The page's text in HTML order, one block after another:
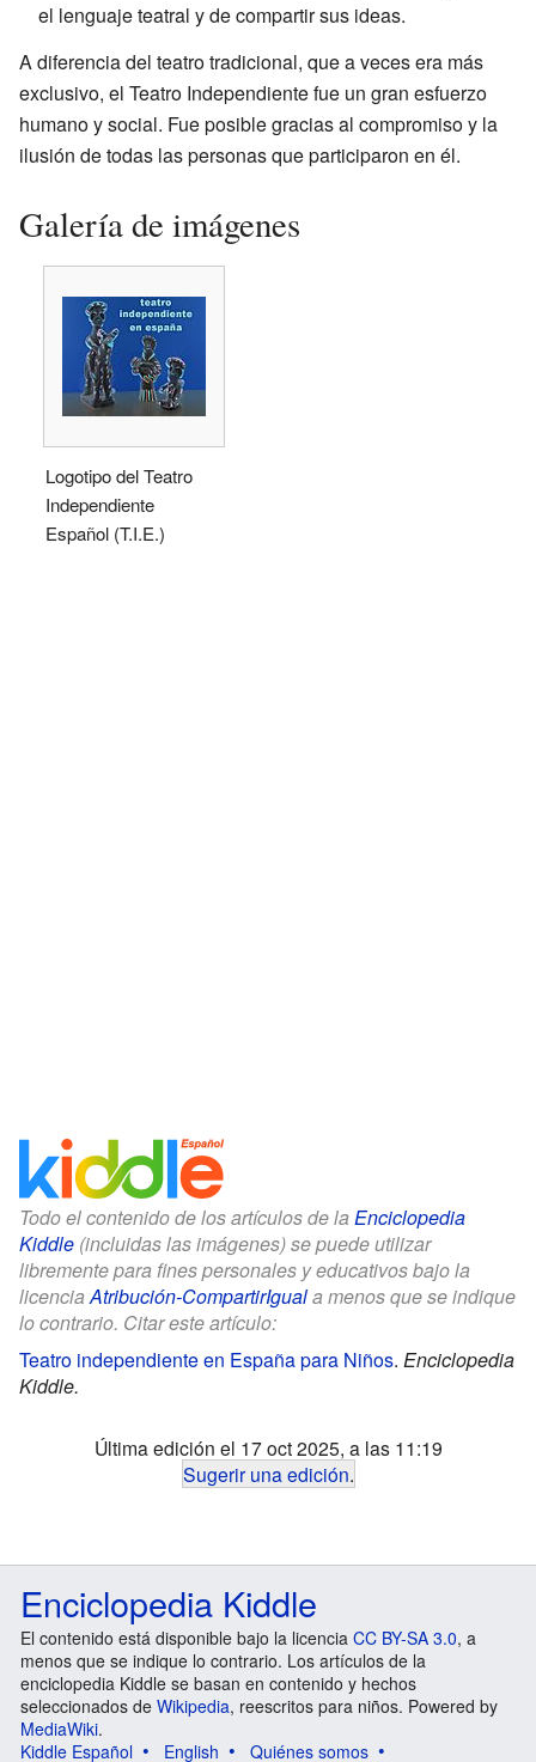
el lenguaje teatral y de compartir sus ideas.
A diferencia del teatro tradicional, que a veces era más
exclusivo, el Teatro Independiente fue un gran esfuerzo
humano y social. Fue posible gracias al compromiso y la
ilusión de todas las personas que participaron en él.
Galería de imágenes
Logotipo del Teatro
Independiente
Español (T.I.E.)
Todo el contenido de los artículos de la Enciclopedia
Kiddle (incluidas las imágenes) se puede utilizar
libremente para fines personales y educativos bajo la
licenciaAtribución-CompartirIguala menos que se indique
lo contrario. Citar este artículo:
Teatro independiente en España para Niños. Enciclopedia
Kiddle.
Última edición el 17 oct 2025, a las 11:19
Sugerir una edición.
Enciclopedia Kiddle
El contenido está disponible bajo la licencia CC BY-SA 3.0, a
menos que se indique lo contrario. Los artículos de la
enciclopedia Kiddle se basan en contenido y hechos
seleccionados de Wikipedia, reescritos para niños. Powered by
MediaWiki.
Kiddle Español
English
Quiénes somos